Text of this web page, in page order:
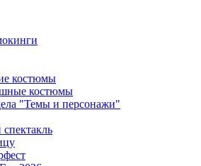
костюмы
костюмы
"Темы и персонажи"